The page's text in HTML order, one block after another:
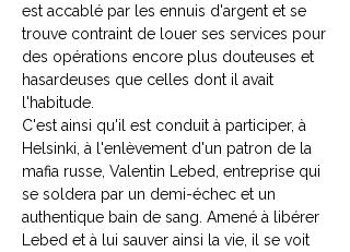
est accablé par les ennuis d'argent et se
trouve contraint de louer ses services pour
des opérations encore plus douteuses et
hasardeuses que celles dont il avait
l'habitude.
C'est ainsi qu'il est conduit à participer, à
Helsinki, à l'enlèvement d'un patron de la
mafia russe, Valentin Lebed, entreprise qui
se soldera par un demi-échec et un
authentique bain de sang. Amené à libérer
Lebed et à lui sauver ainsi la vie, il se voit